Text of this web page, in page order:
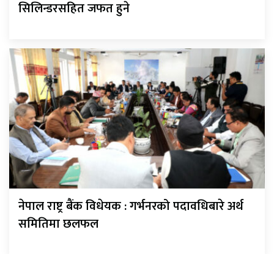
सिलिन्डरसहित जफत हुने
नेपाल राष्ट्र बैंक विधेयक : गर्भनरको पदावधिबारे अर्थ
समितिमा छलफल